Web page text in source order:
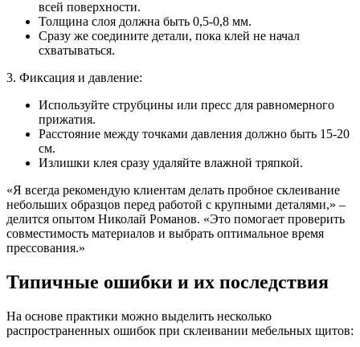
всей поверхности.
Толщина слоя должна быть 0,5-0,8 мм.
Сразу же соедините детали, пока клей не начал
схватываться.
3. Фиксация и давление:
Используйте струбцины или пресс для равномерного
прижатия.
Расстояние между точками давления должно быть 15-20
см.
Излишки клея сразу удаляйте влажной тряпкой.
«Я всегда рекомендую клиентам делать пробное склеивание
небольших образцов перед работой с крупными деталями,» –
делится опытом Николай Романов. «Это помогает проверить
совместимость материалов и выбрать оптимальное время
прессования.»
Типичные ошибки и их последствия
На основе практики можно выделить несколько
распространенных ошибок при склеивании мебельных щитов: